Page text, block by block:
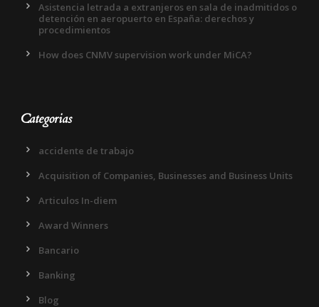
Asistencia letrada a extranjeros en sala de inadmitidos o
detención en aeropuerto en España: derechos y
procedimientos
How does CNMV supervision work under MiCA?
Categorias
accidente de trabajo
Acquisition of Companies, Businesses and Business Units
Articulos In-diem
Award Winners
Bancario
Banking
Blog